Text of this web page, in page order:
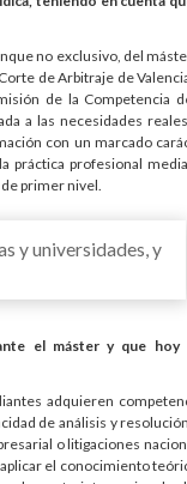
no exclusivo, del
de Arbitraje de
de la Competencia
a las necesidades
con un marcado
práctica profesional
primer nivel.
y universidades, y
el máster y que hoy
adquieren
de análisis y
o litigaciones
el conocimiento